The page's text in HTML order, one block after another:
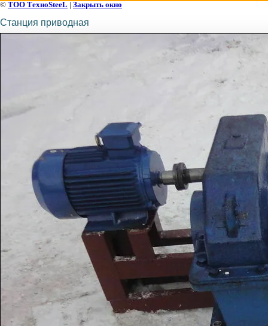
© ТОО ТехноSteeL | Закрыть окно
Станция приводная